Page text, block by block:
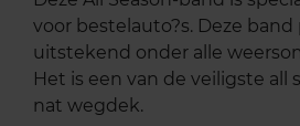
voor bestelauto?s. Deze
uitstekend onder alle
Het is een van de veiligste all
nat wegdek.